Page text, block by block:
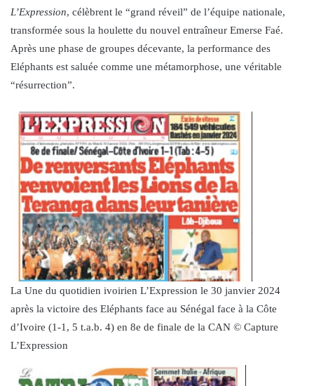
L’Expression, célèbrent le “grand réveil” de l’équipe nationale,
transformée sous la houlette du nouvel entraîneur Emerse Faé.
Après une phase de groupes décevante, la performance des
Eléphants est saluée comme une métamorphose, une véritable
“résurrection”.
La Une du quotidien ivoirien L’Expression le 30 janvier 2024
après la victoire des Eléphants face au Sénégal face à la Côte
d’Ivoire (1-1, 5 t.a.b. 4) en 8e de finale de la CAN © Capture
L’Expression